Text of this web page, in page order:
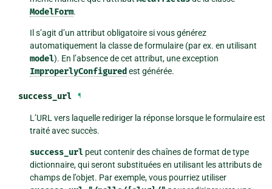
ModelForm.
Il s’agit d’un attribut obligatoire si vous générez
automatiquement la classe de formulaire (par ex. en utilisant
model). En l’absence de cet attribut, une exception
ImproperlyConfigured est générée.
success_url ¶
L’URL vers laquelle rediriger la réponse lorsque le formulaire est
traité avec succès.
success_url peut contenir des chaînes de format de type
dictionnaire, qui seront substituées en utilisant les attributs de
champs de l’objet. Par exemple, vous pourriez utiliser